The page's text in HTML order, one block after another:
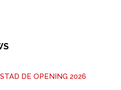
DE OPENING 2026